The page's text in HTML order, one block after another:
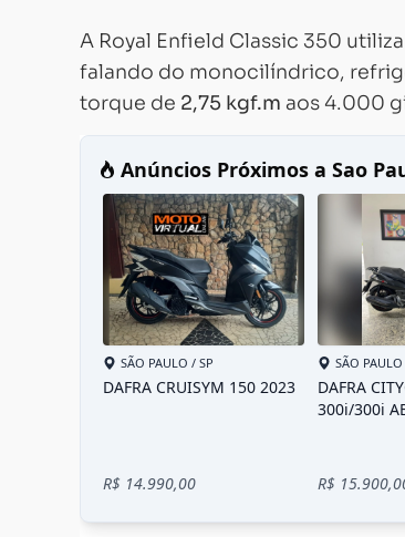
A Royal Enfield Classic 350
falando do monocilíndrico,
torque de 2,75 kgf.m aos 4.000